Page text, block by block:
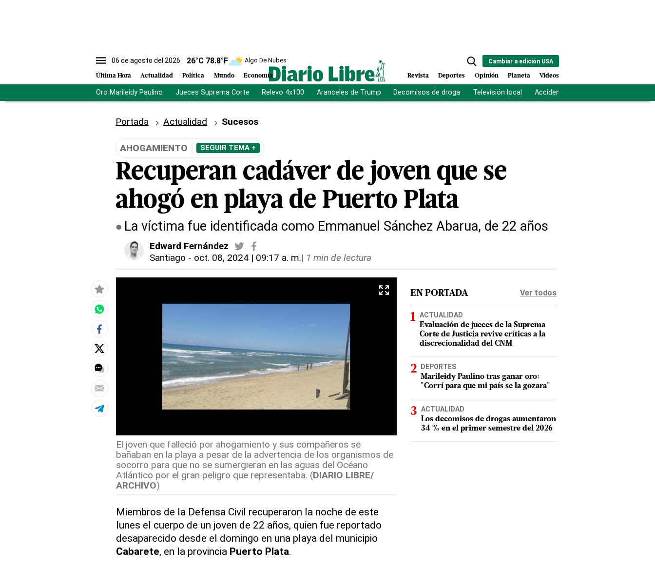
06 de agosto del 2026 26°C 78.8°F Algo De Nubes
Última Hora Actualidad Política Mundo Economía
Cambiar a edición USA
Revista Deportes Opinión Planeta Videos
Oro Marileidy Paulino Jueces Suprema Corte Relevo 4x100 Aranceles de Trump Decomisos de droga Televisión local Accidente Los Ríos
Portada Actualidad Sucesos
AHOGAMIENTO SEGUIR TEMA +
Recuperan cadáver de joven que se
ahogó en playa de Puerto Plata
La víctima fue identificada como Emmanuel Sánchez Abarua, de 22 años
Edward Fernández
Santiago - oct. 08, 2024 | 09:17 a. m.| 1 min de lectura
El joven que falleció por ahogamiento y sus compañeros se
bañaban en la playa a pesar de la advertencia de los organismos de
socorro para que no se sumergieran en las aguas del Océano
Atlántico por el gran peligro que representaba. (DIARIO LIBRE/
ARCHIVO)
Miembros de la Defensa Civil recuperaron la noche de este
lunes el cuerpo de un joven de 22 años, quien fue reportado
desaparecido desde el domingo en una playa del municipio
Cabarete, en la provincia Puerto Plata.
EN PORTADA Ver todos
ACTUALIDAD
Evaluación de jueces de la Suprema
Corte de Justicia revive críticas a la
discrecionalidad del CNM
DEPORTES
Marileidy Paulino tras ganar oro:
"Corrí para que mi país se la gozara"
ACTUALIDAD
Los decomisos de drogas aumentaron
34 % en el primer semestre del 2026